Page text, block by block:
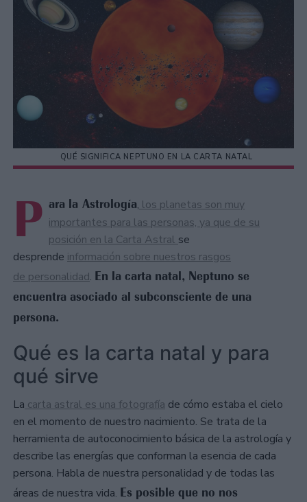
QUÉ SIGNIFICA NEPTUNO EN LA CARTA NATAL
P ara la Astrología, los planetas son muy
importantes para las personas, ya que de su
posición en la Carta Astral se
desprende información sobre nuestros rasgos
de personalidad. En la carta natal, Neptuno se
encuentra asociado al subconsciente de una
persona.
Qué es la carta natal y para
qué sirve
La carta astral es una fotografía de cómo estaba el cielo
en el momento de nuestro nacimiento. Se trata de la
herramienta de autoconocimiento básica de la astrología y
describe las energías que conforman la esencia de cada
persona. Habla de nuestra personalidad y de todas las
áreas de nuestra vida. Es posible que no nos